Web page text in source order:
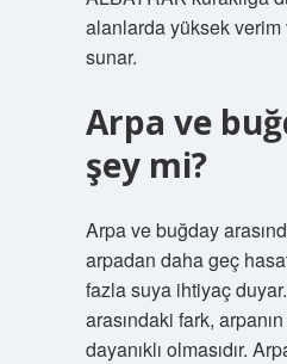
alanlarda yüksek
sunar.
Arpa ve
şey mi?
Arpa ve buğday
arpadan daha geç
fazla suya ihtiyaç
arasındaki fark,
dayanıklı olmasıdır.